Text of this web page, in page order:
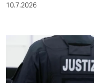
10.7.2026